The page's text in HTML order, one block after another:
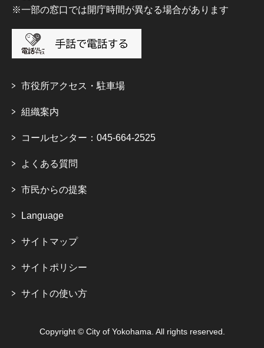
※一部の窓口では開庁時間が異なる場合があります
市役所アクセス・駐車場
組織案内
コールセンター：045-664-2525
よくある質問
市民からの提案
Language
サイトマップ
サイトポリシー
サイトの使い方
Copyright © City of Yokohama. All rights reserved.